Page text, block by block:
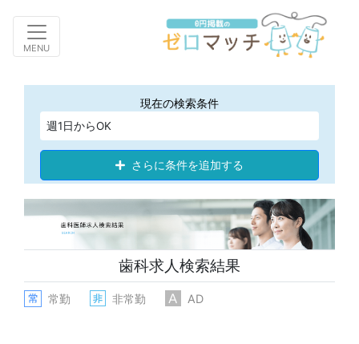
Toggle navigation
MENU
現在の検索条件
週1日からOK
さらに条件を追加する
歯科求人検索結果
常勤 非常勤 AD